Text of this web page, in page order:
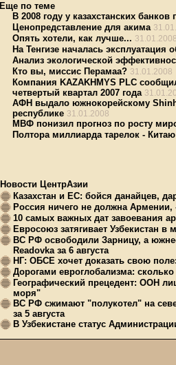
Еще по теме
В 2008 году у казахстанских
Ценопредставление для акима
Опять хотели, как лучше...
На Тенгизе началась эксплуатация
Анализ экологической
Кто вы, миссис Перамаа? 31.01.2008
Компания KAZAKHMYS PLC
четвертый квартал 2007 года
АФН выдало южнокорейскому
республике 31.01.2008
МВФ понизил прогноз по росту
Полтора миллиарда тарелок - Китаю
Новости ЦентрАзии
Казахстан и ЕС: бойся данайцев,
Россия ничего не должна Армении,
10 самых важных дат завоевания
Евросоюз затягивает Узбекистан
ВС РФ освободили Зарницу, а
Readovka за 6 августа
НГ: ОБСЕ хочет доказать свою
Дорогами евроглобализма:
Географический прецедент: ООН
моря"
ВС РФ сжимают "полукотел" на
за 5 августа
В Узбекистане статус